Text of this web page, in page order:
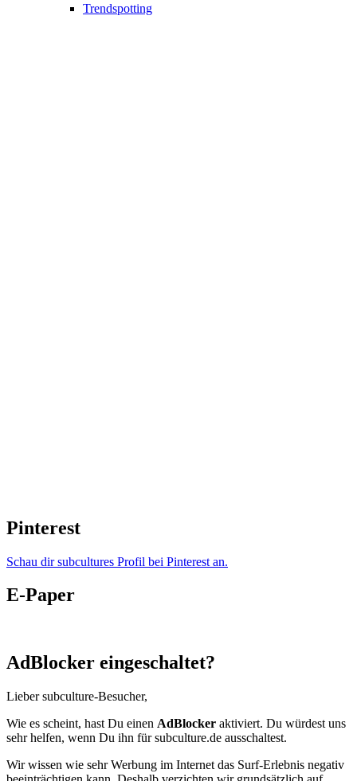
Trendspotting
Pinterest
Schau dir subcultures Profil bei Pinterest an.
E-Paper
AdBlocker eingeschaltet?
Lieber subculture-Besucher,
Wie es scheint, hast Du einen AdBlocker aktiviert. Du würdest uns
sehr helfen, wenn Du ihn für subculture.de ausschaltest.
Wir wissen wie sehr Werbung im Internet das Surf-Erlebnis negativ